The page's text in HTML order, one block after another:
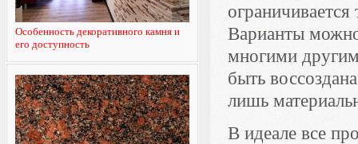
Особенность декоративного камня и
его доступность
Варианты
многими
быть
лишь
В идеале все